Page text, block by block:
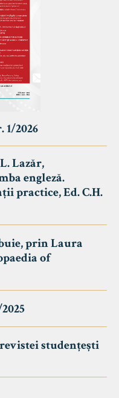
2026
Lazăr,
engleză.
practice, Ed. C.H.
prin Laura
of
studențești